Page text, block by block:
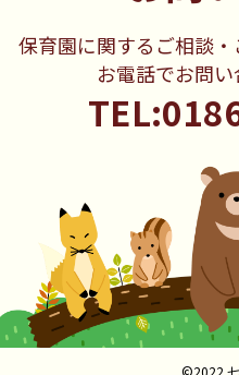
保育園に関するご相談・
お電話でお問い